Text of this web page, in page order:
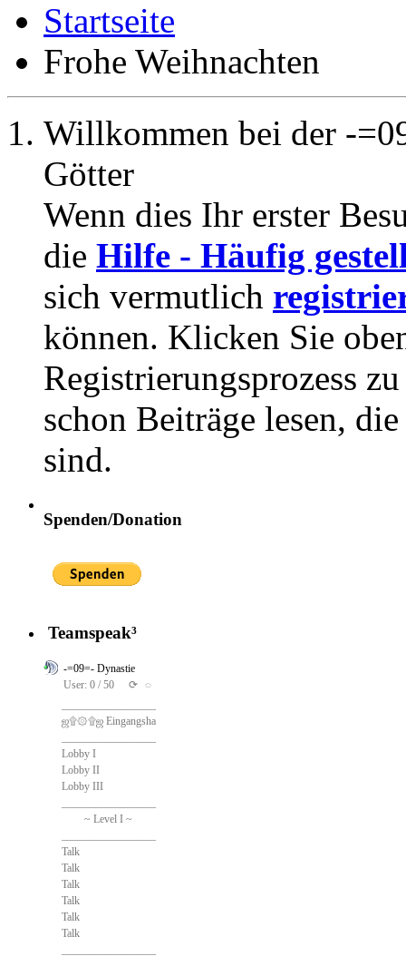
Startseite
Frohe Weihnachten
Willkommen bei der -
Götter
Wenn dies Ihr erster
die Hilfe - Häufig
sich vermutlich
können. Klicken Sie
Registrierungsprozess
schon Beiträge lesen,
sind.
Spenden/Donation
Teamspeak³
-=09=- Dynastie
User: 0 / 50
⟳ ◌
ஜ۩۞۩ஜ Eingangshalle ஜ۩۞۩ஜ
Lobby I
Lobby II
Lobby III
~ Level I ~
Talk
Talk
Talk
Talk
Talk
Talk